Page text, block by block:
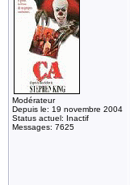
Modérateur
Depuis le: 19 novembre 2004
Status actuel: Inactif
Messages: 7625